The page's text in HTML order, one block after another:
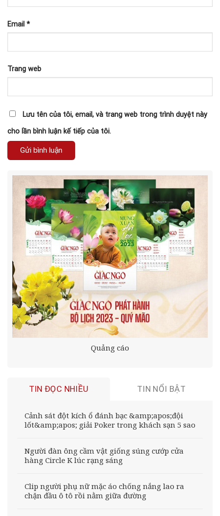
Email *
Trang web
Lưu tên của tôi, email, và trang web trong trình duyệt này
cho lần bình luận kế tiếp của tôi.
Quảng cáo
TIN ĐỌC NHIỀU TIN NỔI BẬT
Cảnh sát đột kích ổ đánh bạc &amp;apos;đội
lốt&amp;apos; giải Poker trong khách sạn 5 sao
Người đàn ông cầm vật giống súng cướp cửa
hàng Circle K lúc rạng sáng
Clip người phụ nữ mặc áo chống nắng lao ra
chặn đầu ô tô rồi nằm giữa đường